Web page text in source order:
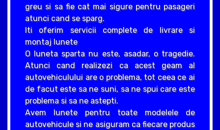
greu si sa fie cat mai sigure pentru pasageri
atunci cand se sparg.
Iti oferim servicii complete de livrare si
montaj lunete
O luneta sparta nu este, asadar, o tragedie.
Atunci cand realizezi ca acest geam al
autovehiculului are o problema, tot ceea ce ai
de facut este sa ne suni, sa ne spui care este
problema si sa ne astepti.
Avem lunete pentru toate modelele de
autovehicule si ne asiguram ca fiecare produs